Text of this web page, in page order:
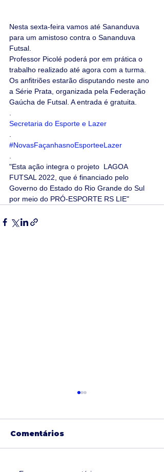
Nesta sexta-feira vamos até Sananduva
para um amistoso contra o Sananduva
Futsal.
Professor Picolé poderá por em prática o
trabalho realizado até agora com a turma.
Os anfitriões estarão disputando neste ano
a Série Prata, organizada pela Federação
Gaúcha de Futsal. A entrada é gratuita.
Secretaria do Esporte e Lazer
#NovasFaçanhasnoEsporteeLazer
"Esta ação integra o projeto  LAGOA
FUTSAL 2022, que é financiado pelo
Governo do Estado do Rio Grande do Sul
por meio do PRÓ-ESPORTE RS LIE"
Comentários